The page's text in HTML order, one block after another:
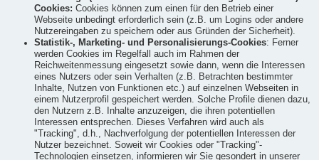
Cookies: Cookies können zum einen für den Betrieb einer
Webseite unbedingt erforderlich sein (z.B. um Logins oder andere
Nutzereingaben zu speichern oder aus Gründen der Sicherheit).
Statistik-, Marketing- und Personalisierungs-Cookies: Ferner
werden Cookies im Regelfall auch im Rahmen der
Reichweitenmessung eingesetzt sowie dann, wenn die Interessen
eines Nutzers oder sein Verhalten (z.B. Betrachten bestimmter
Inhalte, Nutzen von Funktionen etc.) auf einzelnen Webseiten in
einem Nutzerprofil gespeichert werden. Solche Profile dienen dazu,
den Nutzern z.B. Inhalte anzuzeigen, die ihren potentiellen
Interessen entsprechen. Dieses Verfahren wird auch als
"Tracking", d.h., Nachverfolgung der potentiellen Interessen der
Nutzer bezeichnet. Soweit wir Cookies oder "Tracking"-
Technologien einsetzen, informieren wir Sie gesondert in unserer